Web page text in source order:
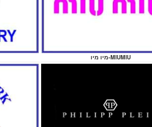
מיו מיו-MIUMIU